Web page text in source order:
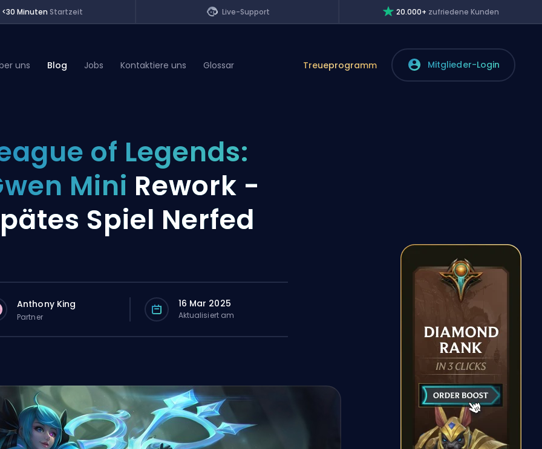
<30 Minuten Startzeit Live-Support 20.000+ zufriedene Kunden
uns Blog Jobs Kontaktiere uns Glossar Treueprogramm Mitglieder-Login
of Legends:
Mini Rework -
Spiel Nerfed
Anthony King
Partner
16 Mar 2025
Aktualisiert am